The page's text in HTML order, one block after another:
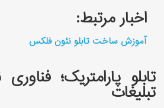
اخبار مرتبط:
آموزش ساخت تابلو نئون فلکس
تابلو پارامتریک؛
تبلیغات